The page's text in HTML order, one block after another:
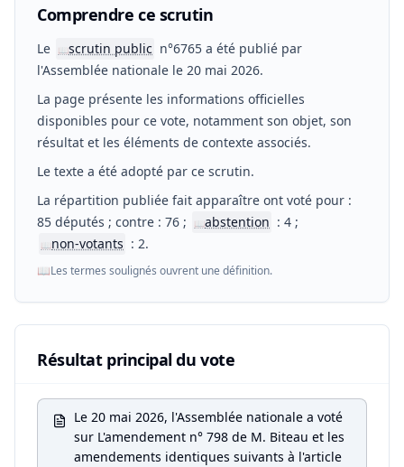
Comprendre ce scrutin
Le 📖scrutin public n°6765 a été publié par
l'Assemblée nationale le 20 mai 2026.
La page présente les informations officielles
disponibles pour ce vote, notamment son objet, son
résultat et les éléments de contexte associés.
Le texte a été adopté par ce scrutin.
La répartition publiée fait apparaître ont voté pour :
85 députés ; contre : 76 ;
📖abstention : 4 ;
📖non-votants : 2.
📖Les termes soulignés ouvrent une définition.
Résultat principal du vote
Le 20 mai 2026, l'Assemblée nationale a voté
sur L'amendement n° 798 de M. Biteau et les
amendements identiques suivants à l'article